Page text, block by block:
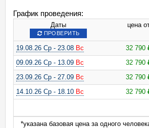
График проведения:
Даты
ПРОВЕРИТЬ
цена
19.08.26 Ср - 23.08 Вс 32 790
09.09.26 Ср - 13.09 Вс 32 790
23.09.26 Ср - 27.09 Вс 32 790
14.10.26 Ср - 18.10 Вс 32 790
*указана базовая цена за одного